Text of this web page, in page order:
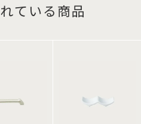
ている商品